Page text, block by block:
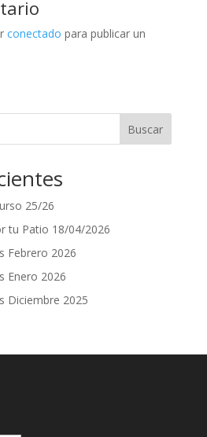
conectado para publicar un
Buscar
25/26
tu Patio 18/04/2026
Febrero 2026
Enero 2026
Diciembre 2025